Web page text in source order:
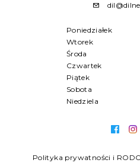
Poniedziałek
Wtorek
Środa
Czwartek
Piątek
Sobota
Niedziela
Polityka prywatności i